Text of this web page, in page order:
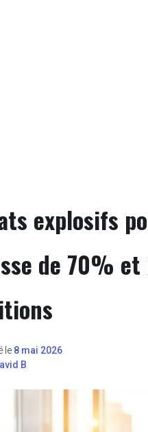
explosifs
de 70% et
le 8 mai 2026
B